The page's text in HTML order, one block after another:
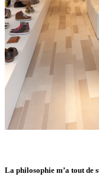
La philosophie m’a tout de